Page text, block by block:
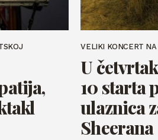
VELIKI KONCERT
U
10 starta
ulaznica
Sheerana